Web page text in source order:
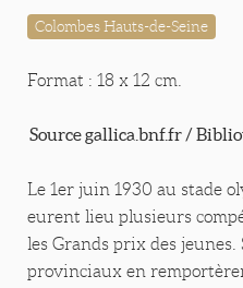
Colombes Hauts-de-Seine
Format : 18 x 12 cm.
Source gallica.bnf.fr /
Le 1er juin 1930 au stade
eurent lieu plusieurs
les Grands prix des jeunes.
provinciaux en